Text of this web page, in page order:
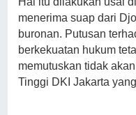
menerima suap dari
buronan. Putusan
berkekuatan hukum
memutuskan tidak
Tinggi DKI Jakarta